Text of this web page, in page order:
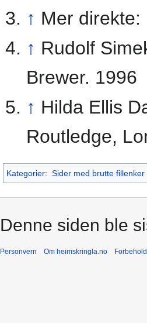
↑ Mer
↑ Rudolf
Brewer. 1996
↑ Hilda Ellis
Routledge,
Kategorier: Sider med brutte fillenker
Denne siden ble
Personvern Om heimskringla.no Forbehold